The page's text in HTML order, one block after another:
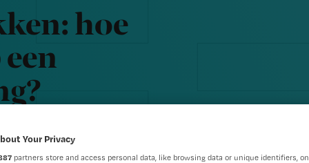
hoe
Your Privacy
partners store and access personal data, like browsing data or unique identifiers,